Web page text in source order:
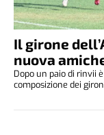
Il girone
nuova
Dopo un paio di rinvii
composizione dei